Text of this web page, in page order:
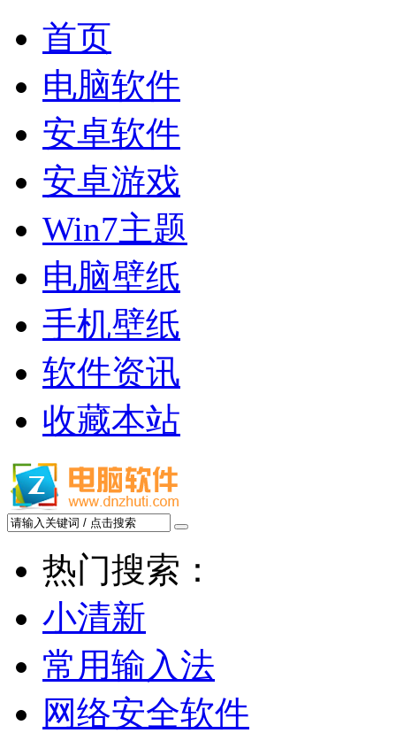
首页
电脑软件
安卓软件
安卓游戏
Win7主题
电脑壁纸
手机壁纸
软件资讯
收藏本站
热门搜索：
小清新
常用输入法
网络安全软件